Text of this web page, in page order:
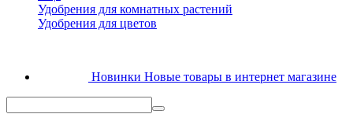
Удобрения для комнатных растений
Удобрения для цветов
Новинки Новые товары в интернет магазине